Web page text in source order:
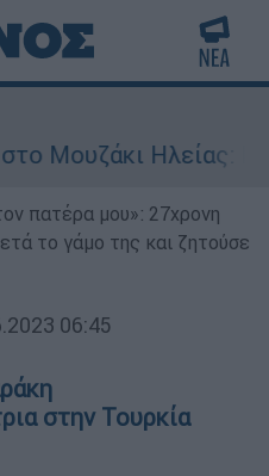
Μουζάκι Ηλείας:
πατέρα μου»: 27χρονη
το γάμο της και ζητούσε
06:45
στην Τουρκία